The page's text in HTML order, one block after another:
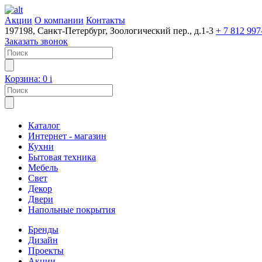
Акции О компании Контакты
197198, Санкт-Петербург, Зоологический пер., д.1-3 + 7 812
Заказать звонок
Корзина: 0 i
Каталог
Интернет - магазин
Кухни
Бытовая техника
Мебель
Свет
Декор
Двери
Напольные покрытия
Бренды
Дизайн
Проекты